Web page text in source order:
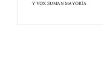
Y VOX SUMAN MAYORÍA